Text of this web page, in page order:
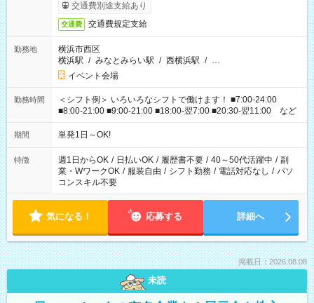
交通費別途支給あり
交通費 交通費規定支給
勤務地
横浜市西区
横浜駅 / みなとみらい駅 / 西横浜駅 / …
イベント会場
勤務時間
＜シフト例＞ いろいろなシフトで働けます！ ■7:00-24:00
■8:00-21:00 ■9:00-21:00 ■18:00-翌7:00 ■20:30-翌11:00 など
期間 単発1日～OK!
特徴 週1日からOK / 日払いOK / 履歴書不要 / 40～50代活躍中 / 副
業・WワークOK / 服装自由 / シフト勤務 / 電話対応なし / パソ
コンスキル不要
気になる！ 応募する 詳細へ
掲載日：2026.08.08
未読